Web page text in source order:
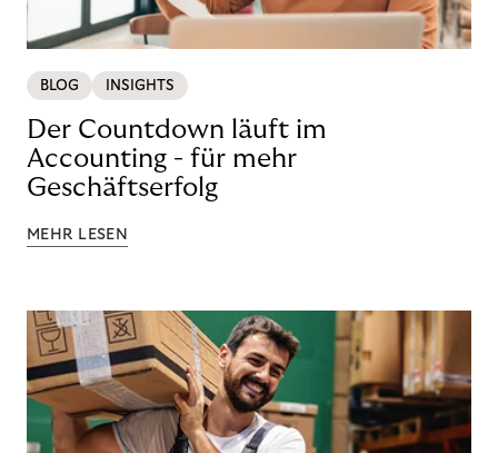
BLOG INSIGHTS
Der Countdown läuft im
Accounting - für mehr
Geschäftserfolg
MEHR LESEN